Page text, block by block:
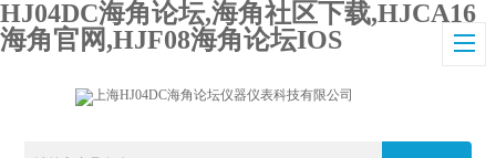
HJ04DC海角论坛,海角社区下载,HJCA16
海角官网,HJF08海角论坛IOS